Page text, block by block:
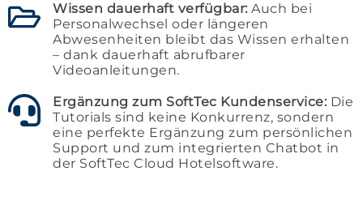
Wissen dauerhaft verfügbar: Auch bei
Personalwechsel oder längeren
Abwesenheiten bleibt das Wissen erhalten
– dank dauerhaft abrufbarer
Videoanleitungen.
Ergänzung zum SoftTec Kundenservice: Die
Tutorials sind keine Konkurrenz, sondern
eine perfekte Ergänzung zum persönlichen
Support und zum integrierten Chatbot in
der SoftTec Cloud Hotelsoftware.